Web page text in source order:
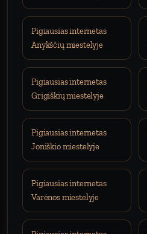
Pigiausias internetas
Anykščių miestelyje
Pigiausias internetas
Grigiškių miestelyje
Pigiausias internetas
Joniškio miestelyje
Pigiausias internetas
Varėnos miestelyje